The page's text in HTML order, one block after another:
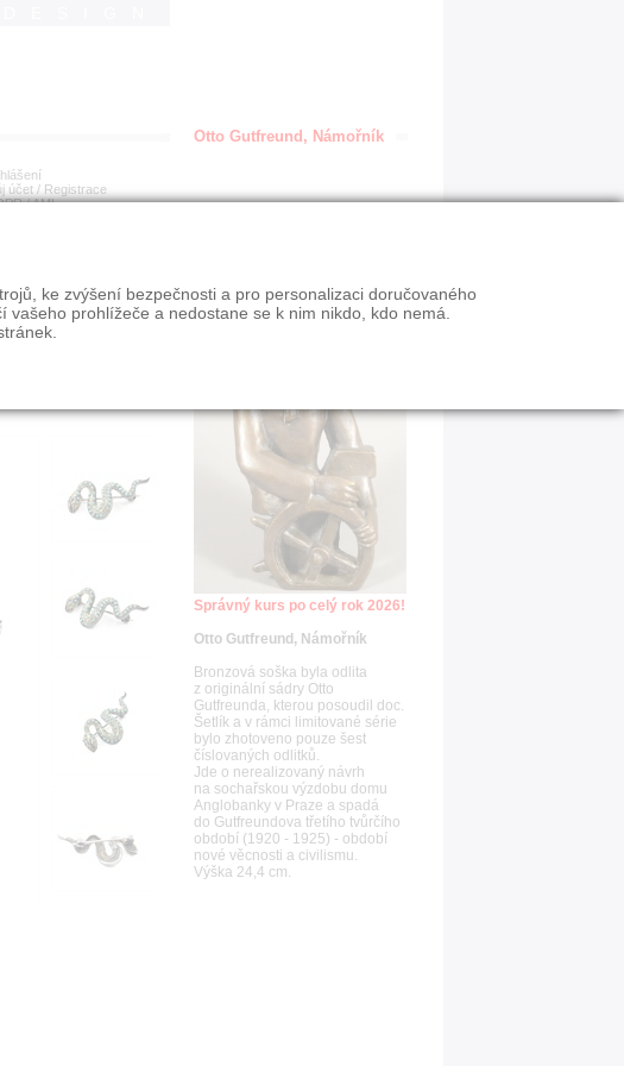
účet / Registrace
/AML
Otto Gutfreund, Námořník
Správný kurs po celý rok 2026!
Otto Gutfreund, Námořník
Bronzová soška byla odlita
z originální sádry Otto
Gutfreunda, kterou posoudil doc.
Šetlík a v rámci limitované série
bylo zhotoveno pouze šest
číslovaných odlitků.
Jde o nerealizovaný návrh
na sochařskou výzdobu domu
Anglobanky v Praze a spadá
do Gutfreundova třetího tvůrčího
období (1920 - 1925) - období
nové věcnosti a civilismu.
Výška 24,4 cm.
ke zvýšení bezpečnosti a pro personalizaci doručovaného
prohlížeče a nedostane se k nim nikdo, kdo nemá.